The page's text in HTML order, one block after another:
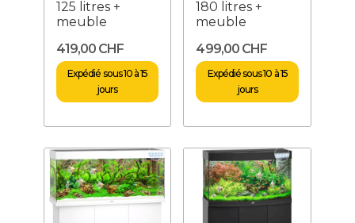
125 litres +
meuble
419,00 CHF
Expédié sous 10 à 15
jours
180 litres +
meuble
499,00 CHF
Expédié sous 10 à 15
jours